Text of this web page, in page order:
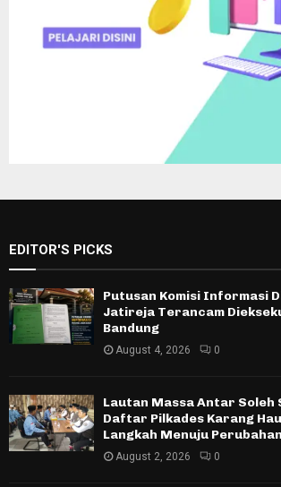
EDITOR'S PICKS
Putusan Komisi Informasi
Jatireja Terancam
Bandung
August 4, 2026 0
Lautan Massa Antar Soleh
Daftar Pilkades Karang
Langkah Menuju
August 2, 2026 0